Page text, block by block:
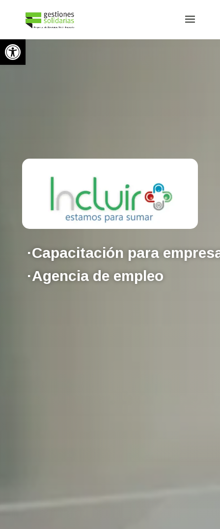
Abrir barra de herramientas
·Capacitación para
·Agencia de empleo